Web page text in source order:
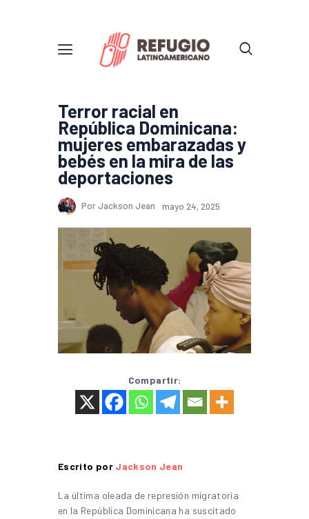
Terror racial en
República Dominicana:
mujeres embarazadas y
bebés en la mira de las
deportaciones
Por Jackson Jean mayo 24, 2025
Compartir:
Escrito por Jackson Jean
La última oleada de represión migratoria
en la República Dominicana ha suscitado